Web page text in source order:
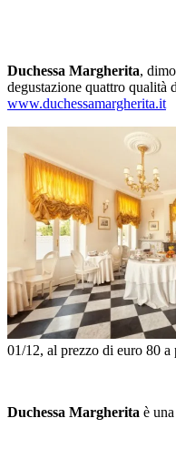
Duchessa Margherita,
degustazione quattro qualità
www.duchessamargherita.it
01/12, al prezzo di euro 80
Duchessa Margherita è